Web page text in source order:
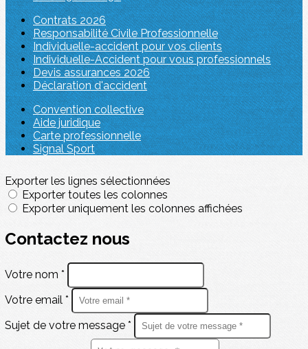
Contrats 2026
Responsabilité Civile Professionnelle
Individuelle-accident pour vos clients
Individuelle-Accident pour vous professionnels
Devis assurances 2026
Déclaration d'accident
Convention collective
Aide juridique
Carte professionnelle
Signal Sport